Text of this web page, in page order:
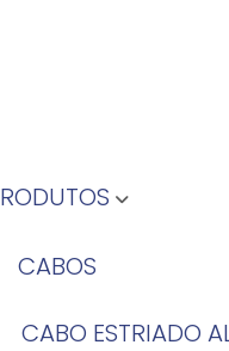
PRODUTOS
CABOS
CABO ESTRIADO